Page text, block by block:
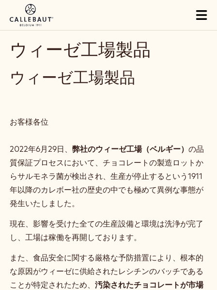
Skip to main content
ウィーゼ工場製品
ウィーゼ工場製品
お客様各位
2022年6月29日、 弊社のウィーゼ工場（ベルギー） の品
質保証プロセスにおいて、チョコレートの製造ロットか
らサルモネラ菌が検出され、生産が停止するという1911
年以降のカレボー社の歴史の中でも極めて異例な事態が
発生いたしました。
現在、影響を受けた全ての生産設備と環境は洗浄が完了
し、工場は稼働を再開しております。
また、食品安全に関する厳格な予防措置により、根本的
な原因がウィーゼに供給されたレシチンのバッチである
ことが特定されたため、 汚染されたチョコレートが市場